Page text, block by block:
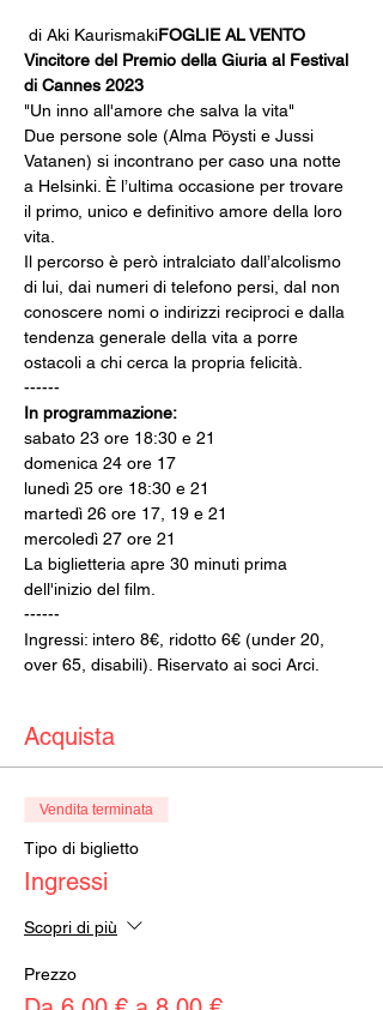
di Aki KaurismakiFOGLIE AL VENTO
Vincitore del Premio della Giuria al Festival
di Cannes 2023
"Un inno all'amore che salva la vita"
Due persone sole (Alma Pöysti e Jussi
Vatanen) si incontrano per caso una notte
a Helsinki. È l’ultima occasione per trovare
il primo, unico e definitivo amore della loro
vita.
Il percorso è però intralciato dall’alcolismo
di lui, dai numeri di telefono persi, dal non
conoscere nomi o indirizzi reciproci e dalla
tendenza generale della vita a porre
ostacoli a chi cerca la propria felicità.
------
In programmazione:
sabato 23 ore 18:30 e 21
domenica 24 ore 17
lunedì 25 ore 18:30 e 21
martedì 26 ore 17, 19 e 21
mercoledì 27 ore 21
La biglietteria apre 30 minuti prima
dell'inizio del film.
------
Ingressi: intero 8€, ridotto 6€ (under 20,
over 65, disabili). Riservato ai soci Arci.
Acquista
Vendita terminata
Tipo di biglietto
Ingressi
Scopri di più
Prezzo